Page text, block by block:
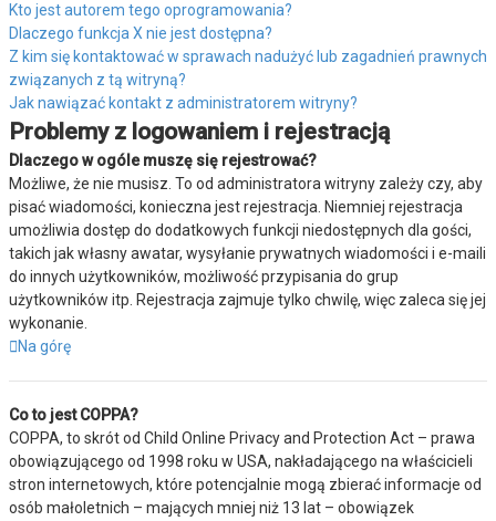
Kto jest autorem tego oprogramowania?
Dlaczego funkcja X nie jest dostępna?
Z kim się kontaktować w sprawach nadużyć lub zagadnień prawnych
związanych z tą witryną?
Jak nawiązać kontakt z administratorem witryny?
Problemy z logowaniem i rejestracją
Dlaczego w ogóle muszę się rejestrować?
Możliwe, że nie musisz. To od administratora witryny zależy czy, aby
pisać wiadomości, konieczna jest rejestracja. Niemniej rejestracja
umożliwia dostęp do dodatkowych funkcji niedostępnych dla gości,
takich jak własny awatar, wysyłanie prywatnych wiadomości i e-maili
do innych użytkowników, możliwość przypisania do grup
użytkowników itp. Rejestracja zajmuje tylko chwilę, więc zaleca się jej
wykonanie.
Na górę
Co to jest COPPA?
COPPA, to skrót od Child Online Privacy and Protection Act – prawa
obowiązującego od 1998 roku w USA, nakładającego na właścicieli
stron internetowych, które potencjalnie mogą zbierać informacje od
osób małoletnich – mających mniej niż 13 lat – obowiązek